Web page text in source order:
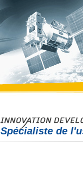
Spécialiste de